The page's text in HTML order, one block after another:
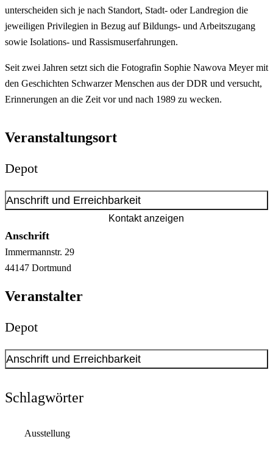
unterscheiden sich je nach Standort, Stadt- oder Landregion die
jeweiligen Privilegien in Bezug auf Bildungs- und Arbeitszugang
sowie Isolations- und Rassismuserfahrungen.
Seit zwei Jahren setzt sich die Fotografin Sophie Nawova Meyer mit
den Geschichten Schwarzer Menschen aus der DDR und versucht,
Erinnerungen an die Zeit vor und nach 1989 zu wecken.
Veranstaltungsort
Depot
Anschrift und Erreichbarkeit
Kontakt anzeigen
Anschrift
Immermannstr. 29
44147 Dortmund
Veranstalter
Depot
Anschrift und Erreichbarkeit
Anschrift
Schlagwörter
Ausstellung